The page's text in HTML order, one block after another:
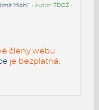
Michl^ • Autor:TDCZ•
členy webu
je bezplatná.